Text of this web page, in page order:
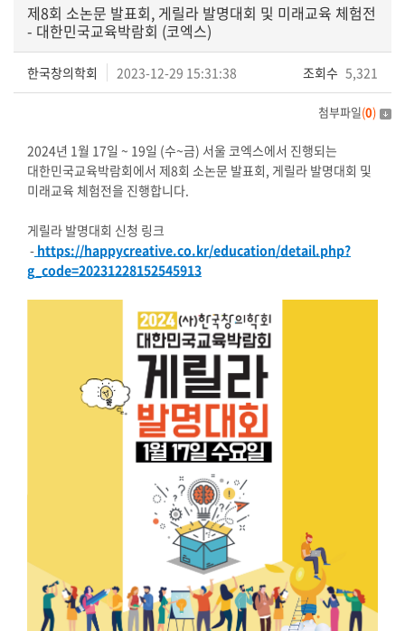
제8회 소논문 발표회, 게릴라 발명대회 및 미래교육 체험전
- 대한민국교육박람회 (코엑스)
한국창의학회 2023-12-29 15:31:38 조회수 5,321
첨부파일(0)
2024년 1월 17일 ~ 19일 (수~금) 서울 코엑스에서 진행되는
대한민국교육박람회에서 제8회 소논문 발표회, 게릴라 발명대회 및
미래교육 체험전을 진행합니다.
게릴라 발명대회 신청 링크
- https://happycreative.co.kr/education/detail.php?
g_code=20231228152545913